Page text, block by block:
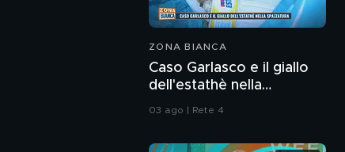
ZONA BIANCA
Caso Garlasco e il giallo
dell'estathè nella
spazzatura
03 ago | Rete 4